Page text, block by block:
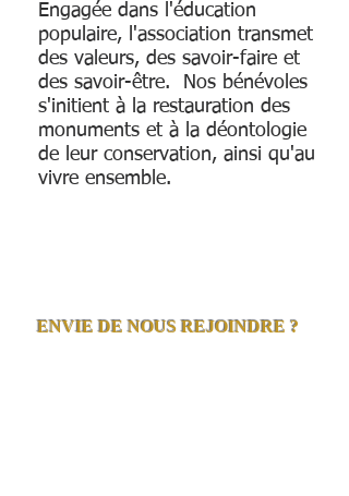
Engagée dans l'éducation
populaire, l'association transmet
des valeurs, des savoir-faire et
des savoir-être. Nos bénévoles
s'initient à la restauration des
monuments et à la déontologie
de leur conservation, ainsi qu'au
vivre ensemble.
ENVIE DE NOUS REJOINDRE ?